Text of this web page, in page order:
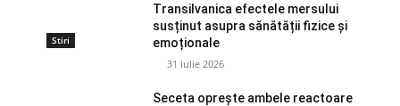
Stiri
Transilvanica efectele mersului
susținut asupra sănătății fizice și
emoționale
31 iulie 2026
Seceta oprește ambele reactoare